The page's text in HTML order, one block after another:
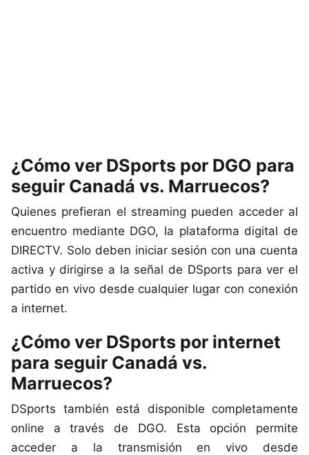
¿Cómo ver DSports por DGO para
seguir Canadá vs. Marruecos?
Quienes prefieran el streaming pueden acceder al
encuentro mediante DGO, la plataforma digital de
DIRECTV. Solo deben iniciar sesión con una cuenta
activa y dirigirse a la señal de DSports para ver el
partido en vivo desde cualquier lugar con conexión
a internet.
¿Cómo ver DSports por internet
para seguir Canadá vs.
Marruecos?
DSports también está disponible completamente
online a través de DGO. Esta opción permite
acceder a la transmisión en vivo desde